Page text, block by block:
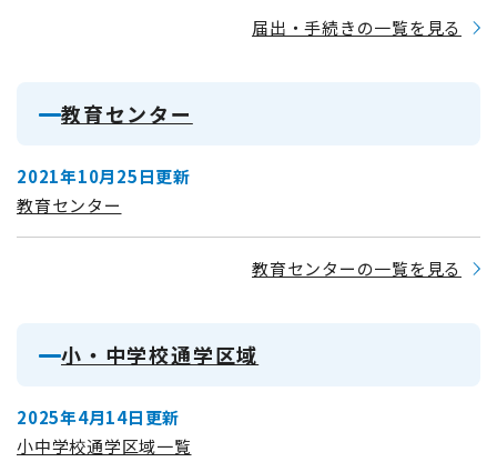
届出・手続きの一覧を見る
教育センター
2021年10月25日更新
教育センター
教育センターの一覧を見る
小・中学校通学区域
2025年4月14日更新
小中学校通学区域一覧